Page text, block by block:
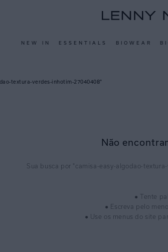
NEW IN ESSENTIALS BIOWEAR
textura-verdes-inhotim-27040408
Não
camisa-easy-algodao-
● Tente
● Escreva pelo
● Use os menus do site